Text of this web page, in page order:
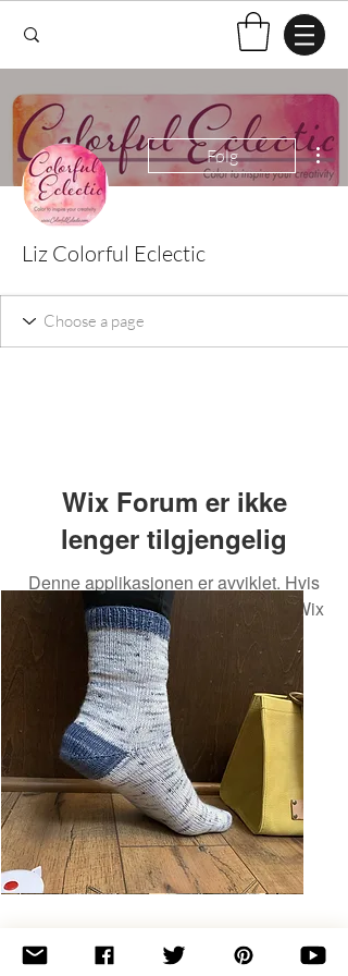
Følg
Liz Colorful Eclectic
Wix Forum er ikke
lenger tilgjengelig
Denne applikasjonen er avviklet. Hvis
du trenger en fellesskapsapp, bruk Wix
Groups.
Basic
Socks